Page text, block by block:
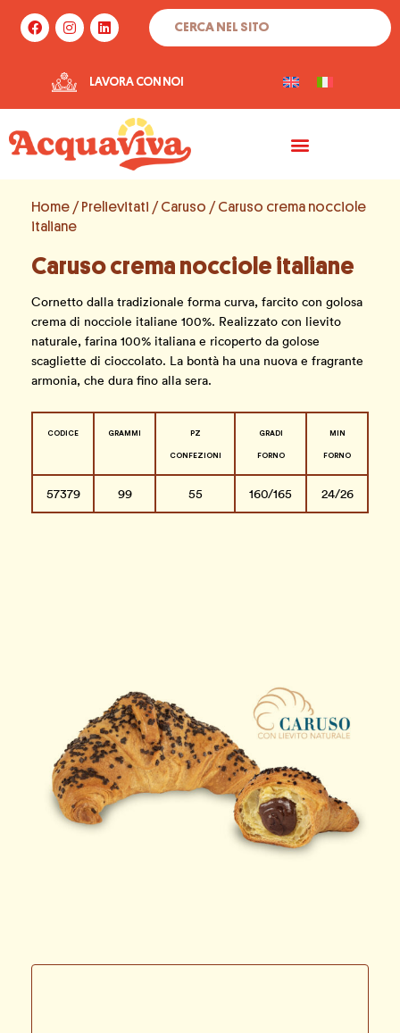
F
a
I
n
a
g
L
i
e
Cerca
LAVORA CON NOI
Home /Prelievitati /Caruso / Caruso crema nocciole
italiane
Caruso crema nocciole italiane
Cornetto dalla tradizionale forma curva, farcito con golosa
crema di nocciole italiane 100%. Realizzato con lievito
naturale, farina 100% italiana e ricoperto da golose
scagliette di cioccolato. La bontà ha una nuova e fragrante
armonia, che dura fino alla sera.
CODICE GRAMMI PZ
CONFEZIONI
GRADI
FORNO
MIN
FORNO
57379 99 55 160/165 24/26